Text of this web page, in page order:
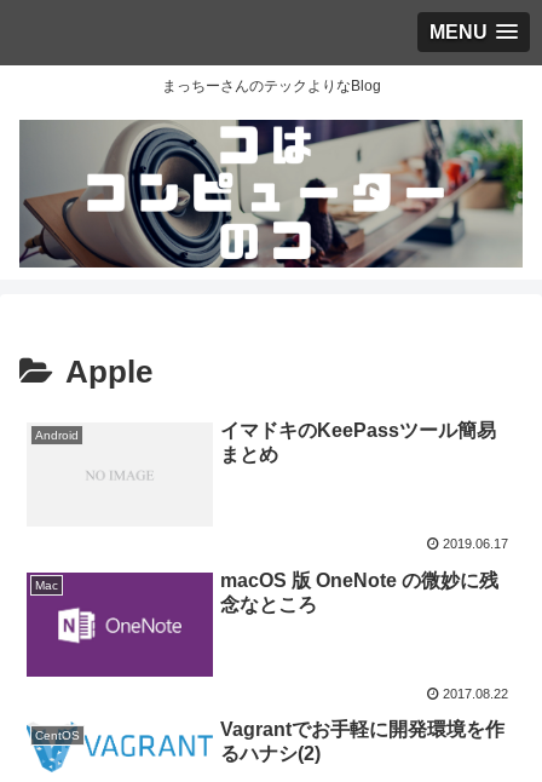
MENU
まっちーさんのテックよりなBlog
Apple
Android
イマドキのKeePassツール簡易
まとめ
2019.06.17
Mac
macOS 版 OneNote の微妙に残
念なところ
2017.08.22
CentOS
Vagrantでお手軽に開発環境を作
るハナシ(2)